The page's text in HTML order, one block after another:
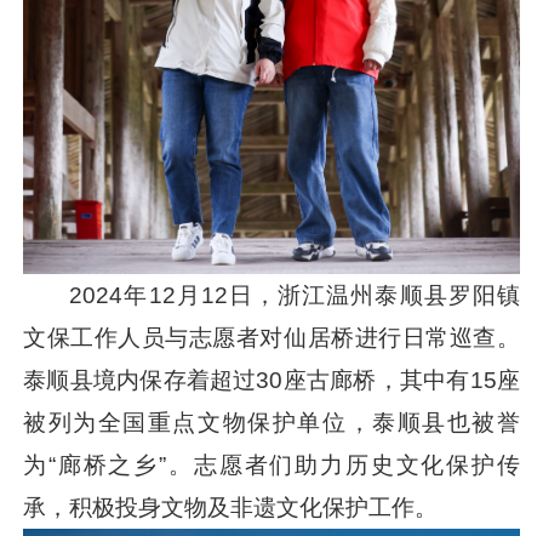
2024年12月12日，浙江温州泰顺县罗阳镇
文保工作人员与志愿者对仙居桥进行日常巡查。
泰顺县境内保存着超过30座古廊桥，其中有15座
被列为全国重点文物保护单位，泰顺县也被誉
为“廊桥之乡”。志愿者们助力历史文化保护传
承，积极投身文物及非遗文化保护工作。